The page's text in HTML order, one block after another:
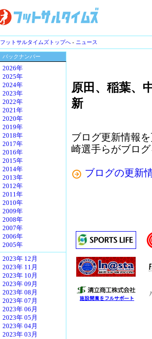
フットサルタイムズトップへ - ニュース
バックナンバー
2026年
2025年
2024年
2023年
2022年
2021年
2020年
2019年
2018年
2017年
2016年
2015年
2014年
2013年
2012年
2011年
2010年
2009年
2008年
2007年
2006年
2005年
2023年 12月
2023年 11月
2023年 10月
2023年 09月
2023年 08月
2023年 07月
2023年 06月
2023年 05月
2023年 04月
2023年 03月
原田、稲葉、
新
ブログ更新情報
崎選手らがブロ
ブログの更新